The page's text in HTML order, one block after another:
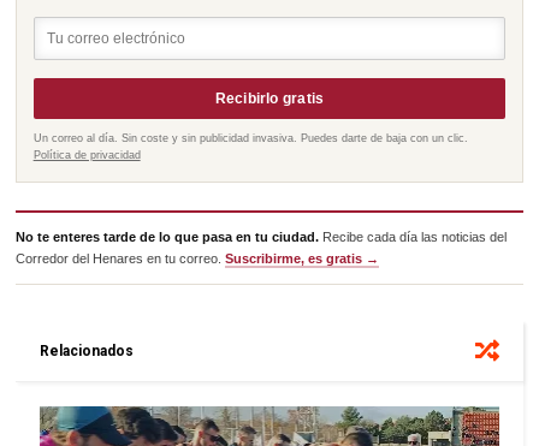
Recibirlo gratis
Un correo al día. Sin coste y sin publicidad invasiva. Puedes darte de baja con un clic.
Política de privacidad
No te enteres tarde de lo que pasa en tu ciudad. Recibe cada día las noticias del
Corredor del Henares en tu correo.Suscribirme, es gratis →
Relacionados